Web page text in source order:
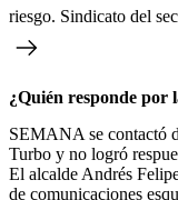
riesgo. Sindicato del
¿Quién responde por
SEMANA se contactó
Turbo y no logró
El alcalde Andrés
de comunicaciones